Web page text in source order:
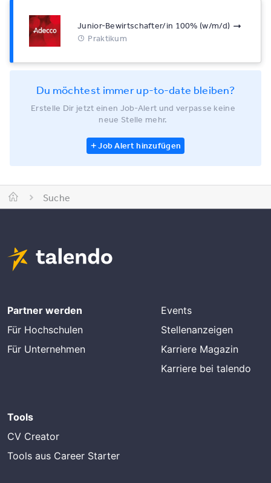
Junior-Bewirtschafter/in 100% (w/m/d)
Praktikum
Du möchtest immer up-to-date bleiben?
Erstelle Dir jetzt einen Job-Alert und verpasse keine
neue Stelle mehr.
Job Alert hinzufügen
Suche
Partner werden
Für Hochschulen
Für Unternehmen
Events
Stellenanzeigen
Karriere Magazin
Karriere bei talendo
Tools
CV Creator
Tools aus Career Starter